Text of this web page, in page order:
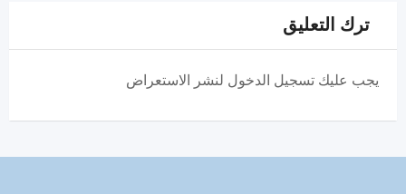
ترك التعليق
يجب عليك تسجيل الدخول لنشر الاستعراض